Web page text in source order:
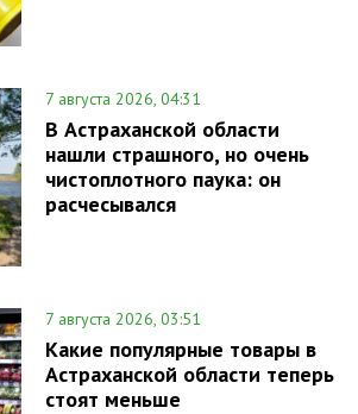
7 августа 2026, 04:31
В Астраханской области
нашли страшного, но очень
чистоплотного паука: он
расчесывался
7 августа 2026, 03:51
Какие популярные товары в
Астраханской области теперь
стоят меньше